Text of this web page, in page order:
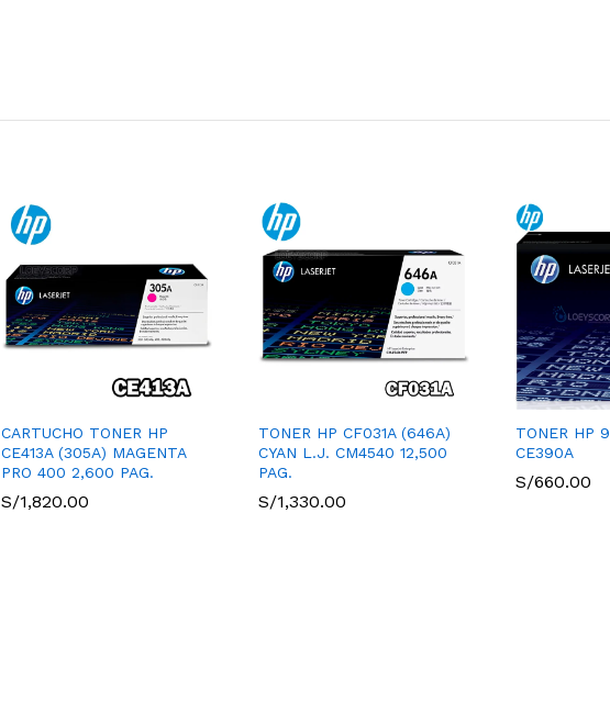
CARTUCHO TONER HP
CE413A (305A) MAGENTA
PRO 400 2,600 PAG.
S/1,820.00
TONER HP CF031A (646A)
CYAN L.J. CM4540 12,500
PAG.
S/1,330.00
TONER HP
CE390A
S/660.00